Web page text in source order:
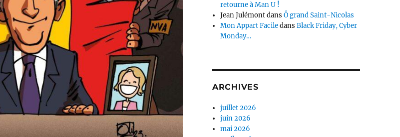
retourne à Man U !
Jean JulémontdansÔ grand Saint-Nicolas
Mon Appart FaciledansBlack Friday, Cyber
Monday…
ARCHIVES
juillet 2026
juin 2026
mai 2026